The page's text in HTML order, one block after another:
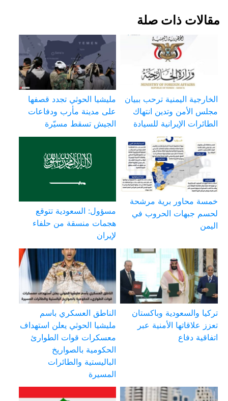
مقالات ذات صلة
الخارجية اليمنية ترحب ببيان
مجلس الأمن وتدين انتهاك
الطائرات الإيرانية للسيادة
مليشيا الحوثي تجدد قصفها
على مدينة مأرب ودفاعات
الجيش تسقط مسيّرة
خمسة محاور برية مرشحة
لحسم جبهات الحروب في
اليمن
مسؤول: السعودية تتوقع
هجمات منسقة من حلفاء
لإيران
تركيا والسعودية وباكستان
تعزز علاقاتها الأمنية عبر
اتفاقية دفاع
الناطق العسكري باسم
مليشيا الحوثي يعلن استهداف
معسكرات قوات الطوارئ
الحكومية بالصواريخ
الباليستية والطائرات
المسيرة